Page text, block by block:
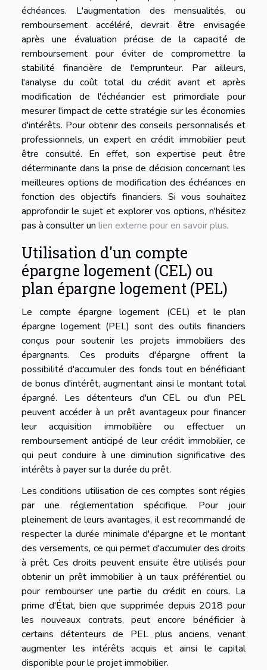
échéances. L'augmentation des mensualités, ou
remboursement accéléré, devrait être envisagée
après une évaluation précise de la capacité de
remboursement pour éviter de compromettre la
stabilité financière de l'emprunteur. Par ailleurs,
l'analyse du coût total du crédit avant et après
modification de l'échéancier est primordiale pour
mesurer l'impact de cette stratégie sur les économies
d'intérêts. Pour obtenir des conseils personnalisés et
professionnels, un expert en crédit immobilier peut
être consulté. En effet, son expertise peut être
déterminante dans la prise de décision concernant les
meilleures options de modification des échéances en
fonction des objectifs financiers. Si vous souhaitez
approfondir le sujet et explorer vos options, n'hésitez
pas à consulter un lien externe pour en savoir plus.
Utilisation d'un compte
épargne logement (CEL) ou
plan épargne logement (PEL)
Le compte épargne logement (CEL) et le plan
épargne logement (PEL) sont des outils financiers
conçus pour soutenir les projets immobiliers des
épargnants. Ces produits d'épargne offrent la
possibilité d'accumuler des fonds tout en bénéficiant
de bonus d'intérêt, augmentant ainsi le montant total
épargné. Les détenteurs d'un CEL ou d'un PEL
peuvent accéder à un prêt avantageux pour financer
leur acquisition immobilière ou effectuer un
remboursement anticipé de leur crédit immobilier, ce
qui peut conduire à une diminution significative des
intérêts à payer sur la durée du prêt.
Les conditions utilisation de ces comptes sont régies
par une réglementation spécifique. Pour jouir
pleinement de leurs avantages, il est recommandé de
respecter la durée minimale d'épargne et le montant
des versements, ce qui permet d'accumuler des droits
à prêt. Ces droits peuvent ensuite être utilisés pour
obtenir un prêt immobilier à un taux préférentiel ou
pour rembourser une partie du crédit en cours. La
prime d'État, bien que supprimée depuis 2018 pour
les nouveaux contrats, peut encore bénéficier à
certains détenteurs de PEL plus anciens, venant
augmenter les intérêts acquis et ainsi le capital
disponible pour le projet immobilier.